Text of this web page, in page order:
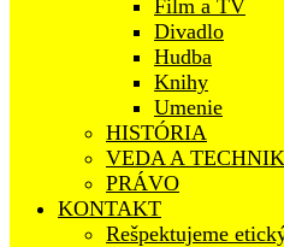
Film a TV
Divadlo
Hudba
Knihy
Umenie
HISTÓRIA
VEDA A
PRÁVO
KONTAKT
Rešpektujeme